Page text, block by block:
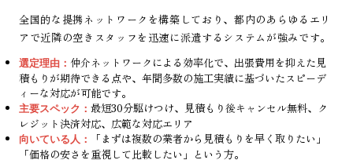
全国的な提携ネットワークを構築しており、都内のあらゆるエリ
アで近隣の空きスタッフを迅速に派遣するシステムが強みです。
選定理由： 仲介ネットワークによる効率化で、出張費用を抑えた見
積もりが期待できる点や、年間多数の施工実績に基づいたスピーデ
ィーな対応が可能です。
主要スペック： 最短30分駆けつけ、見積もり後キャンセル無料、ク
レジット決済対応、広範な対応エリア
向いている人：
「まずは複数の業者から見積もりを早く取りたい」
「価格の安さを重視して比較したい」という方。